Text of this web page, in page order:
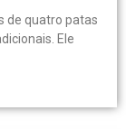
de quatro patas
Ele